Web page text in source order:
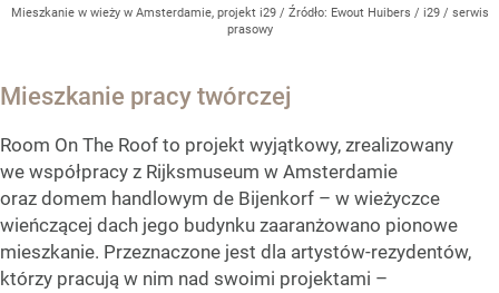
Mieszkanie w wieży w Amsterdamie, projekt i29 / Źródło: Ewout Huibers / i29 / serwis
prasowy
Mieszkanie pracy twórczej
Room On The Roof to projekt wyjątkowy, zrealizowany
we współpracy z Rijksmuseum w Amsterdamie
oraz domem handlowym de Bijenkorf – w wieżyczce
wieńczącej dach jego budynku zaaranżowano pionowe
mieszkanie. Przeznaczone jest dla artystów-rezydentów,
którzy pracują w nim nad swoimi projektami –